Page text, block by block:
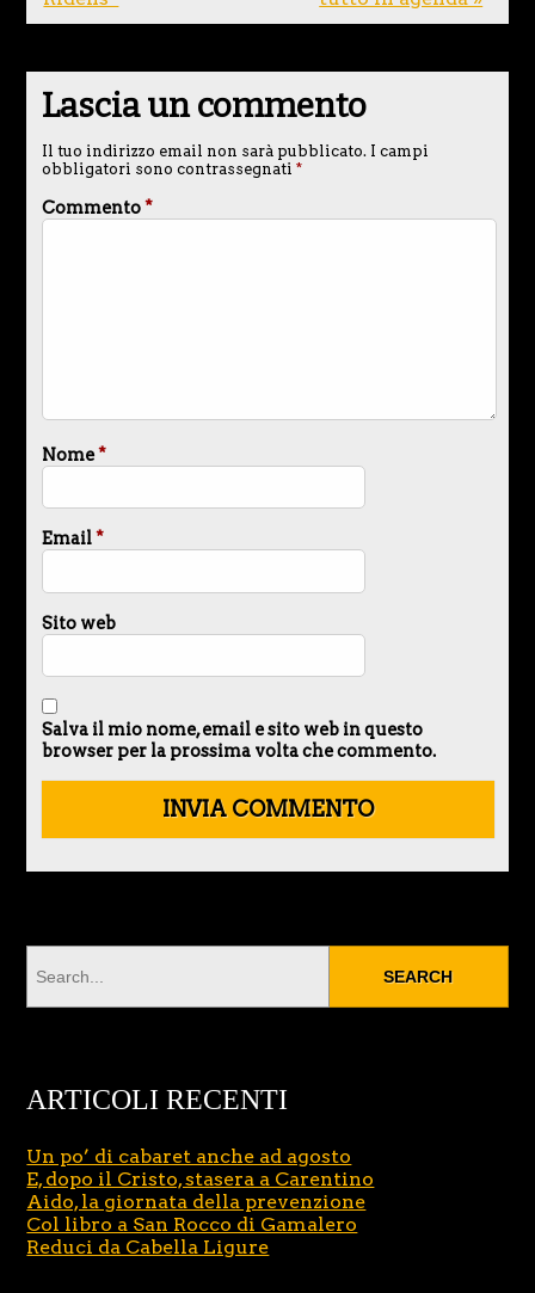
Lascia un commento
Il tuo indirizzo email non sarà pubblicato. I campi
obbligatori sono contrassegnati *
Commento*
Nome*
Email*
Sito web
Salva il mio nome, email e sito web in questo
browser per la prossima volta che commento.
ARTICOLI RECENTI
Un po’ di cabaret anche ad agosto
E, dopo il Cristo, stasera a Carentino
Aido, la giornata della prevenzione
Col libro a San Rocco di Gamalero
Reduci da Cabella Ligure